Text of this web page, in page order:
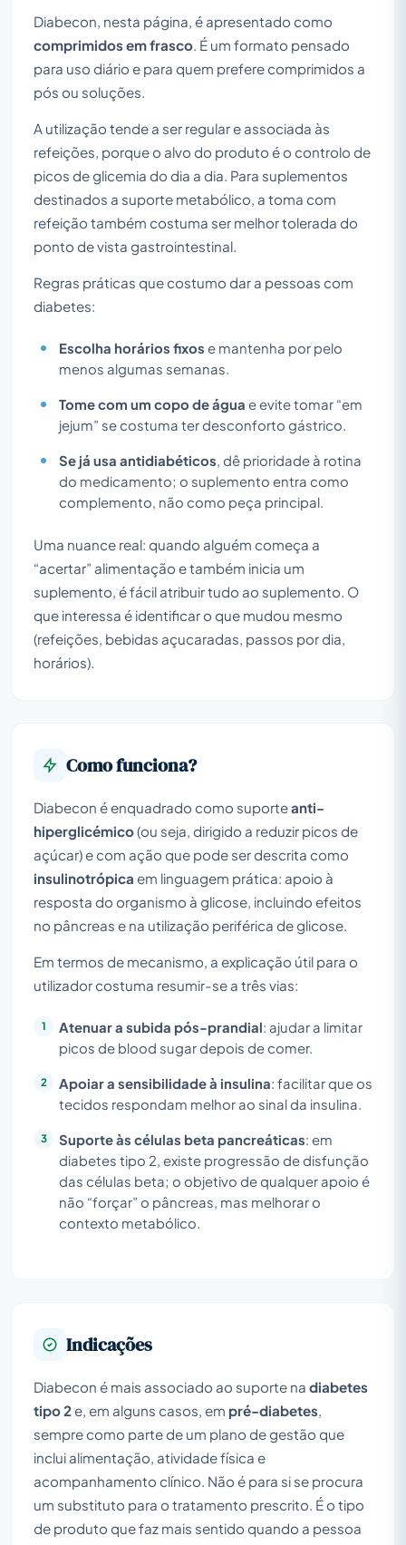
Diabecon, nesta página, é apresentado como
comprimidos em frasco . É um formato pensado
para uso diário e para quem prefere comprimidos a
pós ou soluções.
A utilização tende a ser regular e associada às
refeições, porque o alvo do produto é o controlo de
picos de glicemia do dia a dia. Para suplementos
destinados a suporte metabólico, a toma com
refeição também costuma ser melhor tolerada do
ponto de vista gastrointestinal.
Regras práticas que costumo dar a pessoas com
diabetes:
Escolha horários fixos e mantenha por pelo
menos algumas semanas.
Tome com um copo de água e evite tomar “em
jejum” se costuma ter desconforto gástrico.
Se já usa antidiabéticos , dê prioridade à rotina
do medicamento; o suplemento entra como
complemento, não como peça principal.
Uma nuance real: quando alguém começa a
“acertar” alimentação e também inicia um
suplemento, é fácil atribuir tudo ao suplemento. O
que interessa é identificar o que mudou mesmo
(refeições, bebidas açucaradas, passos por dia,
horários).
Como funciona?
Diabecon é enquadrado como suporteanti-
hiperglicémico(ou seja, dirigido a reduzir picos de
açúcar) e com ação que pode ser descrita como
insulinotrópica em linguagem prática: apoio à
resposta do organismo à glicose, incluindo efeitos
no pâncreas e na utilização periférica de glicose.
Em termos de mecanismo, a explicação útil para o
utilizador costuma resumir-se a três vias:
Atenuar a subida pós-prandial: ajudar a limitar
picos de blood sugar depois de comer.
Apoiar a sensibilidade à insulina: facilitar que os
tecidos respondam melhor ao sinal da insulina.
Suporte às células beta pancreáticas: em
diabetes tipo 2, existe progressão de disfunção
das células beta; o objetivo de qualquer apoio é
não “forçar” o pâncreas, mas melhorar o
contexto metabólico.
Indicações
Diabecon é mais associado ao suporte na diabetes
tipo 2 e, em alguns casos, em pré-diabetes
sempre como parte de um plano de gestão que
inclui alimentação, atividade física e
acompanhamento clínico. Não é para si se procura
um substituto para o tratamento prescrito. É o tipo
de produto que faz mais sentido quando a pessoa